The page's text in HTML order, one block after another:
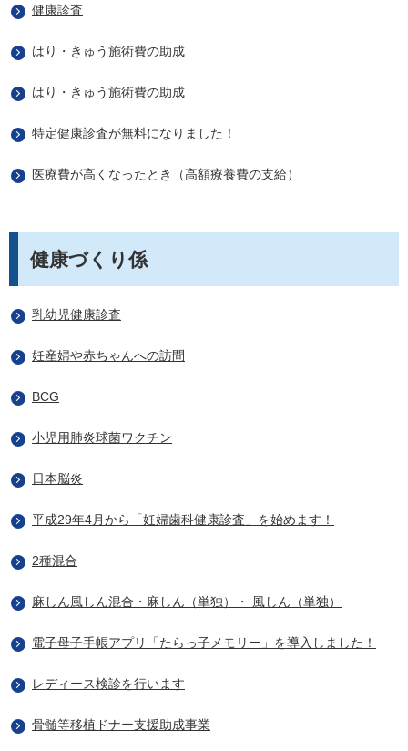
健康診査
はり・きゅう施術費の助成
はり・きゅう施術費の助成
特定健康診査が無料になりました！
医療費が高くなったとき（高額療養費の支給）
健康づくり係
乳幼児健康診査
妊産婦や赤ちゃんへの訪問
BCG
小児用肺炎球菌ワクチン
日本脳炎
平成29年4月から「妊婦歯科健康診査」を始めます！
2種混合
麻しん風しん混合・麻しん（単独）・ 風しん（単独）
電子母子手帳アプリ「たらっ子メモリー」を導入しました！
レディース検診を行います
骨髄等移植ドナー支援助成事業